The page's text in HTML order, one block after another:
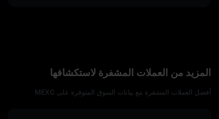
المزيد من العملات المشفرة لاستكشافها
أفضل العملات المشفرة مع بيانات السوق المتوفرة على MEXC